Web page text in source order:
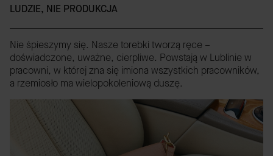
LUDZIE, NIE PRODUKCJA
Nie śpieszymy się. Nasze torebki tworzą ręce –
doświadczone, uważne, cierpliwe. Powstają w Lublinie w
pracowni, w której zna się imiona wszystkich pracowników,
a rzemiosło ma wielopokoleniową duszę.